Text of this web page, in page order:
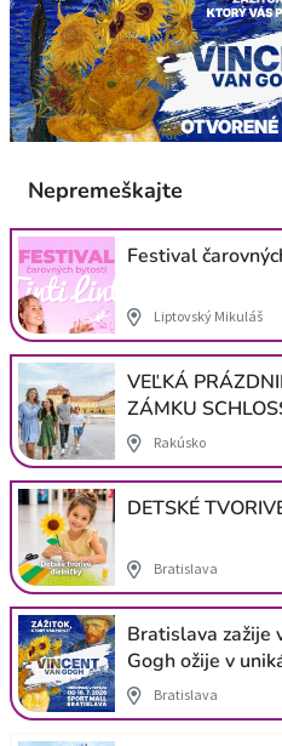
Nepremeškajte
Festival
Liptovský Mikuláš
VEĽKÁ
ZÁMKU
Rakúsko
DETSKÉ
Bratislava
Bratislava zažije
Gogh ožije v
Bratislava